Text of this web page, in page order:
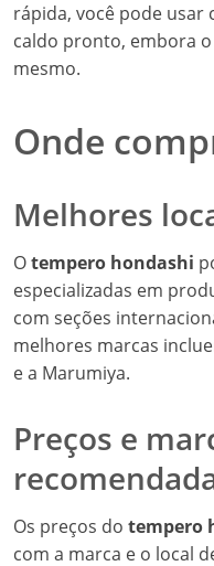
rápida, você pode usar
caldo pronto, embora
mesmo.
Onde
Melhores
Otempero hondashi
especializadas em
com seções
melhores marcas
e a Marumiya.
Preços e
Os preços do tempero
com a marca e o local